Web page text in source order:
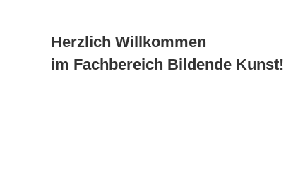
Herzlich Willkommen
im Fachbereich Bildende Kunst!